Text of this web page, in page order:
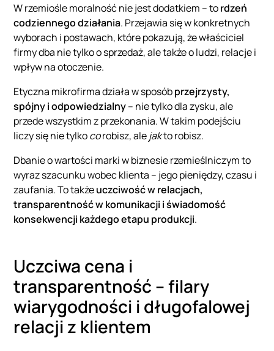
W rzemiośle moralność nie jest dodatkiem – tordzeń
codziennego działania. Przejawia się w konkretnych
wyborach i postawach, które pokazują, że właściciel
firmy dba nie tylko o sprzedaż, ale także o ludzi, relacje i
wpływ na otoczenie.
Etyczna mikrofirma działa w sposóbprzejrzysty,
spójny i odpowiedzialny– nie tylko dla zysku, ale
przede wszystkim z przekonania. W takim podejściu
liczy się nie tylkocorobisz, alejakto robisz.
Dbanie o wartości marki w biznesie rzemieślniczym to
wyraz szacunku wobec klienta – jego pieniędzy, czasu i
zaufania. To takżeuczciwość w relacjach,
transparentność w komunikacji i świadomość
konsekwencji każdego etapu produkcji.
Uczciwa cena i
transparentność – filary
wiarygodności i długofalowej
relacji z klientem